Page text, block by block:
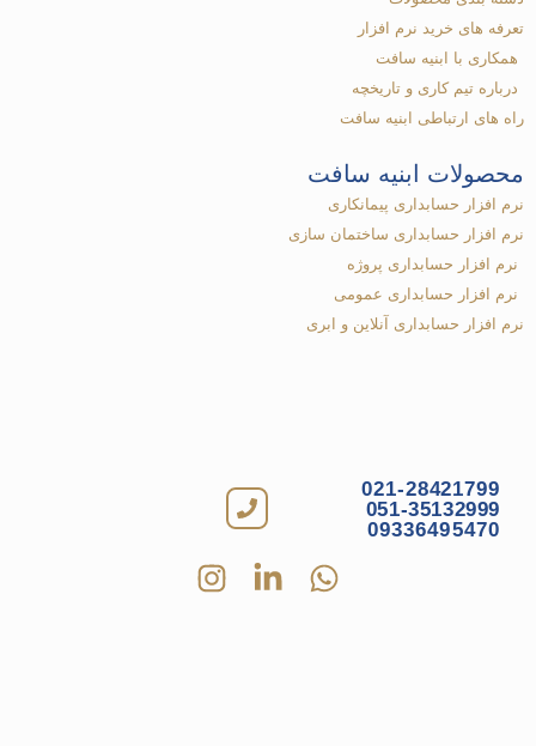
تعرفه های خرید نرم افزار
همکاری با ابنیه سافت
درباره تیم کاری و تاریخچه
راه های ارتباطی ابنیه سافت
محصولات ابنیه سافت
نرم افزار حسابداری پیمانکاری
نرم افزار حسابداری ساختمان سازی
نرم افزار حسابداری پروژه
نرم افزار حسابداری عمومی
نرم افزار حسابداری آنلاین و ابری
021-28421799
051-35132999
09336495470